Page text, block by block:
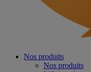
Nos produits
Nos produits